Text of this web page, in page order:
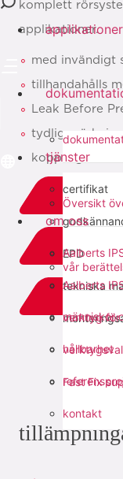
applikationer
certifikat
EPD
tekniska
tjänster
Översikt
Aalberts
Aalberts
verktyg för
verktygsval
Fast Fix
om oss
vår
människor
hållbarhet
kontakt
komplett
applikationer.
med invändigt
tillhandahålls
Leak Before
tydlig
kopplingen